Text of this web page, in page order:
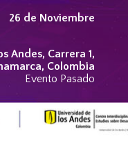
26 de Noviembre
Andes, Carrera 1,
Colombia
Evento Pasado